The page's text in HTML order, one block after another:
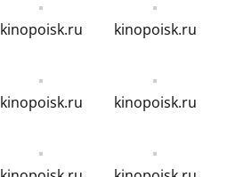
kinopoisk.ru kinopoisk.ru
kinopoisk.ru kinopoisk.ru